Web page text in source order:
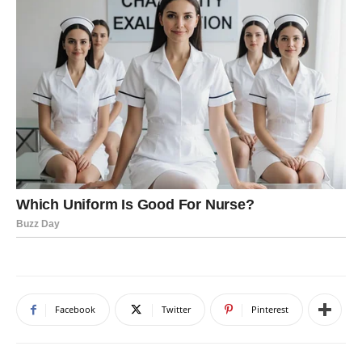
Facebook Twitter Pinterest